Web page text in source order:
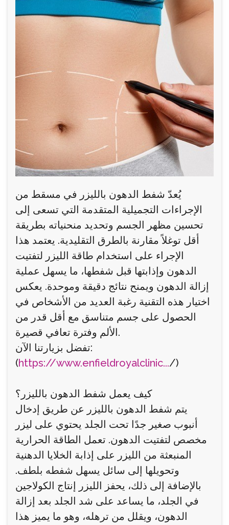
يُعدّ شفط الدهون بالليزر في مسقط من
الإجراءات التجميلية المتقدمة التي تسعى إلى
تحسين مظهر الجسم وتحديد منحنياته بطريقة
أقل توغلاً مقارنة بالطرق التقليدية. يعتمد هذا
الإجراء على استخدام طاقة الليزر لتفتيت
الدهون وإذابتها قبل شفطها، ما يسهل عملية
إزالة الدهون ويمنح نتائج دقيقة وموحدة. يعكس
اختيار هذه التقنية رغبة العديد من الأشخاص في
الحصول على جسم متناسق مع أقل قدر من
الألم وفترة تعافي قصيرة.
تفضل بزيارتنا الآن:
(https://www.enfieldroyalclinic.../)
كيف يعمل شفط الدهون بالليزر؟
يتم شفط الدهون بالليزر عن طريق إدخال
أنبوب صغير جدًا تحت الجلد يحتوي على ليزر
مخصص لتفتيت الدهون. تعمل الطاقة الحرارية
المنبعثة من الليزر على إذابة الخلايا الدهنية
وتحويلها إلى سائل يسهل شفطه بلطف.
بالإضافة إلى ذلك، يحفز الليزر إنتاج الكولاجين
في الجلد، ما يساعد على شد الجلد بعد إزالة
الدهون، ويقلل من ترهله، وهو ما يميز هذا